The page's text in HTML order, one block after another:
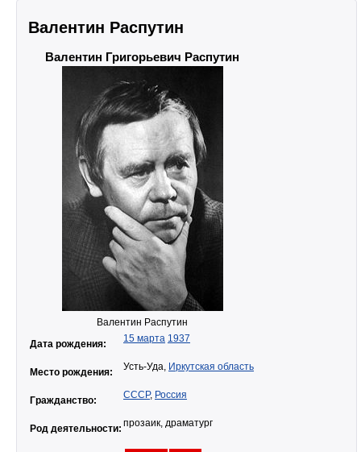
Валентин Распутин
Валентин Григорьевич Распутин
Валентин Распутин
Дата рождения:
15 марта 1937
Место рождения: Усть-Уда, Иркутская область
Гражданство: СССР, Россия
Род деятельности: прозаик, драматург